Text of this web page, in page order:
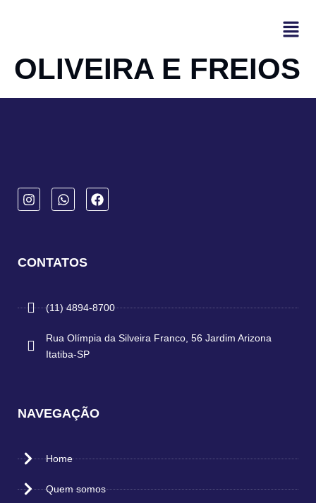
OLIVEIRA E FREIOS
CONTATOS
(11) 4894-8700
Rua Olímpia da Silveira Franco, 56 Jardim Arizona
Itatiba-SP
NAVEGAÇÃO
Home
Quem somos